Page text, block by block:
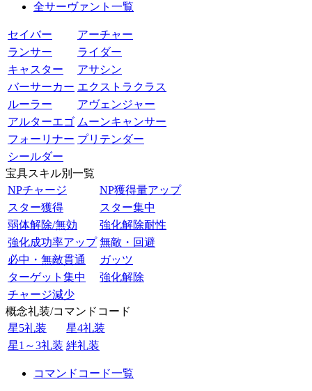
全サーヴァント一覧
セイバー
アーチャー
ランサー
ライダー
キャスター
アサシン
バーサーカー エクストラクラス
ルーラー
アヴェンジャー
アルターエゴ ムーンキャンサー
フォーリナー プリテンダー
シールダー
宝具スキル別一覧
NPチャージ
NP獲得量アップ
スター獲得
スター集中
弱体解除/無効
強化解除耐性
強化成功率アップ 無敵・回避
必中・無敵貫通
ガッツ
ターゲット集中
強化解除
チャージ減少
概念礼装/コマンドコード
星5礼装
星4礼装
星1～3礼装 絆礼装
コマンドコード一覧